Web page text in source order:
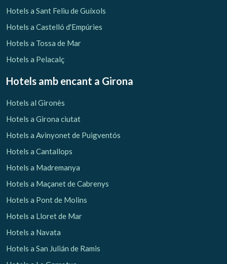
Hotels a Sant Feliu de Guíxols
Hotels a Castelló d'Empúries
Hotels a Tossa de Mar
Hotels a Pelacalç
Hotels amb encant a Girona
Hotels al Gironès
Hotels a Girona ciutat
Hotels a Avinyonet de Puigventós
Hotels a Cantallops
Hotels a Madremanya
Hotels a Maçanet de Cabrenys
Hotels a Pont de Molins
Hotels a Lloret de Mar
Hotels a Navata
Hotels a San Julián de Ramis